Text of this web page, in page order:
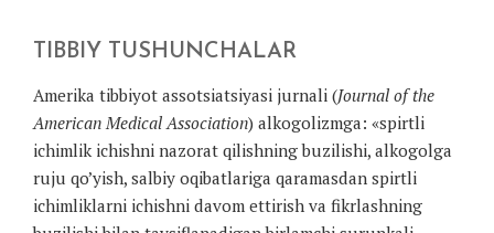
TIBBIY TUSHUNCHALAR
Amerika tibbiyot assotsiatsiyasi jurnali (Journal of the
American Medical Association) alkogolizmga: «spirtli
ichimlik ichishni nazorat qilishning buzilishi, alkogolga
ruju qo’yish, salbiy oqibatlariga qaramasdan spirtli
ichimliklarni ichishni davom ettirish va fikrlashning